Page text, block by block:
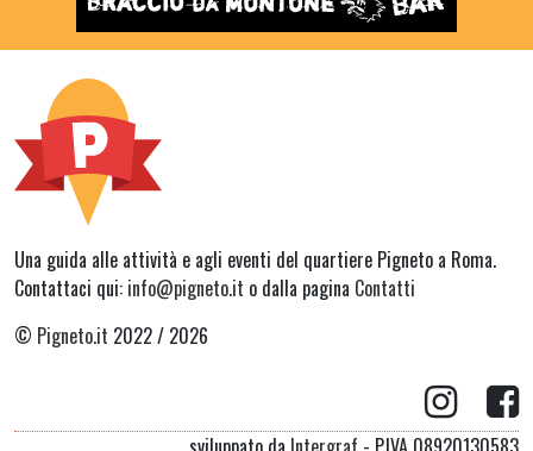
Una guida alle attività e agli eventi del quartiere Pigneto a Roma.
Contattaci qui: info@pigneto.it o dalla pagina Contatti
© Pigneto.it 2022 / 2026